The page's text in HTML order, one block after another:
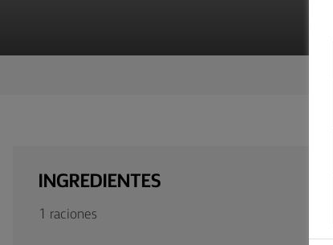
México
INGREDIENTES
1 raciones